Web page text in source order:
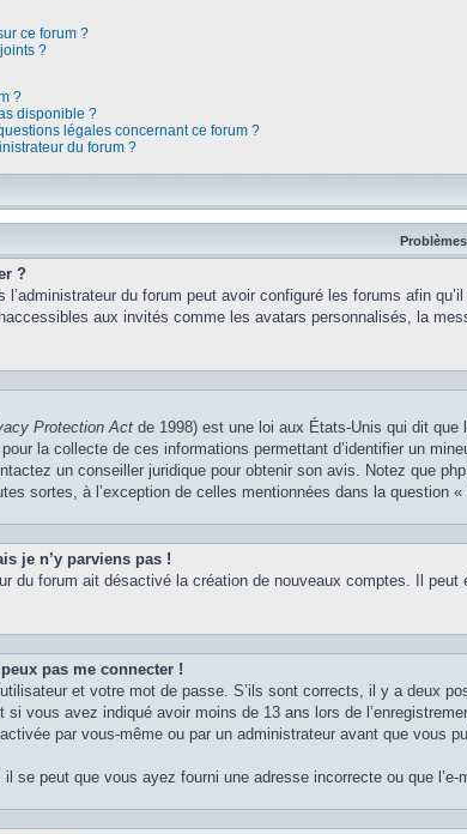
ce forum ?
?
?
disponible ?
légales concernant ce forum ?
du forum ?
?
du forum peut avoir configuré les forums afin
aux invités comme les avatars personnalisés, la
Protection Act de 1998) est une loi aux États-Unis qui dit
la collecte de ces informations permettant d’identifier un
un conseiller juridique pour obtenir son avis. Notez que
sortes, à l’exception de celles mentionnées dans la
je n’y parviens pas !
du forum ait désactivé la création de nouveaux comptes. Il
pas me connecter !
et votre mot de passe. S’ils sont corrects, il y a deux
vous avez indiqué avoir moins de 13 ans lors de
par vous-même ou par un administrateur avant que vous
il se peut que vous ayez fourni une adresse incorrecte ou que